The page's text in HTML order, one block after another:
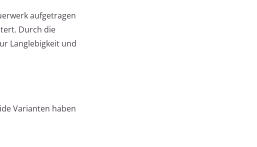
aufgetragen
Durch die
Langlebigkeit und
Varianten haben